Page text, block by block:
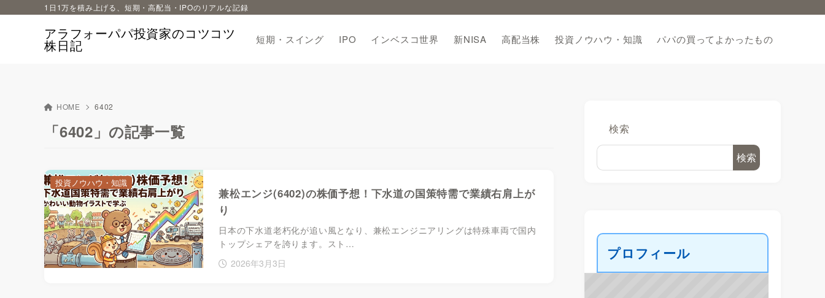
アラフォーパパ投資家のコツコツ
株日記
1日1万を積み上げる、短期・高配当・IPOのリアルな記録
短期・スイング IPO インベスコ世界 新NISA 高配当株 投資ノウハウ・知識 パパの買ってよかったもの
HOME 6402
「6402」の記事一覧
兼松エンジ(6402)の株価予想！下水道の国策特需で業績右肩上が
り
日本の下水道老朽化が追い風となり、兼松エンジニアリングは特殊車両で国内
トップシェアを誇ります。スト…
2026年3月3日
投資ノウハウ・知識
検索
検索
プロフィール